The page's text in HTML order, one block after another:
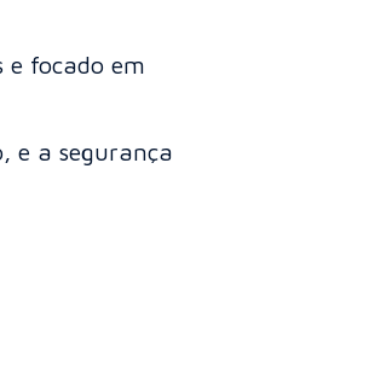
focado em
e a segurança